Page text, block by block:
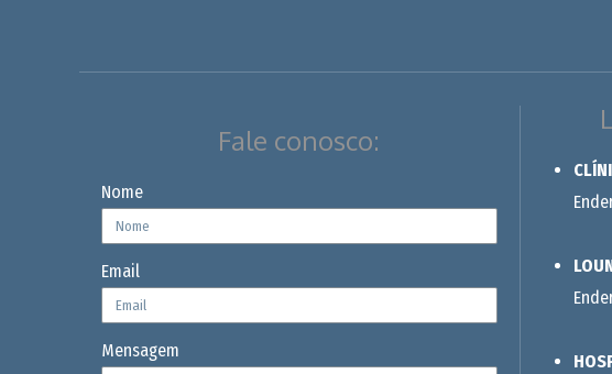
Fale conosco:
Nome
Email
Mensagem